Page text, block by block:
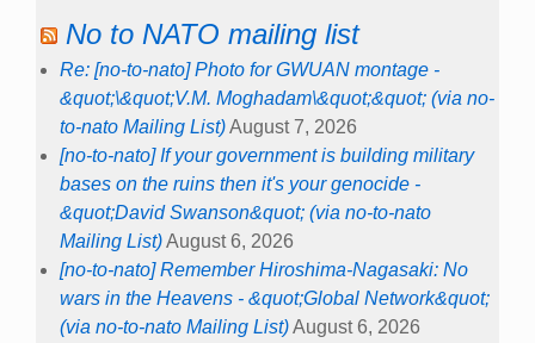
No to NATO mailing list
Re: [no-to-nato] Photo for GWUAN montage -
&quot;\&quot;V.M. Moghadam\&quot;&quot; (via no-
to-nato Mailing List)August 7, 2026
[no-to-nato] If your government is building military
bases on the ruins then it's your genocide -
&quot;David Swanson&quot; (via no-to-nato
Mailing List)August 6, 2026
[no-to-nato] Remember Hiroshima-Nagasaki: No
wars in the Heavens - &quot;Global Network&quot;
(via no-to-nato Mailing List)August 6, 2026